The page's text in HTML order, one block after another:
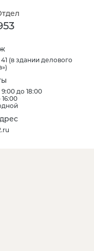
(в здании делового
)
до 18:00